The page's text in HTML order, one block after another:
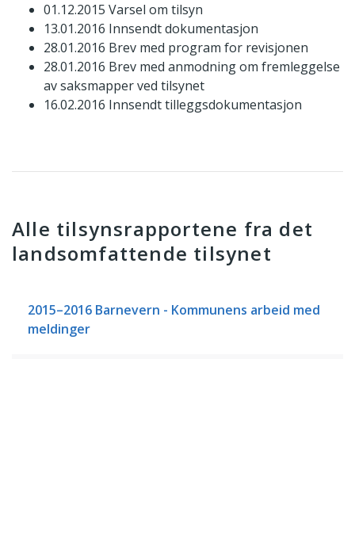
01.12.2015 Varsel om tilsyn
13.01.2016 Innsendt dokumentasjon
28.01.2016 Brev med program for revisjonen
28.01.2016 Brev med anmodning om fremleggelse
av saksmapper ved tilsynet
16.02.2016 Innsendt tilleggsdokumentasjon
Alle tilsynsrapportene fra det
landsomfattende tilsynet
2015–2016 Barnevern - Kommunens arbeid med
meldinger